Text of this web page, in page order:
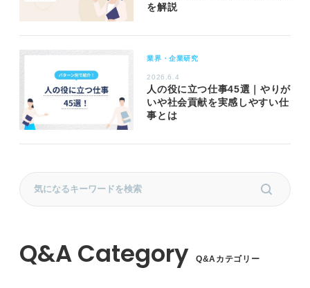
を解説
業界・企業研究
2026.6.4
人の役に立つ仕事45選｜やりが
いや社会貢献を実感しやすい仕
事とは
Q&Aカテゴリー